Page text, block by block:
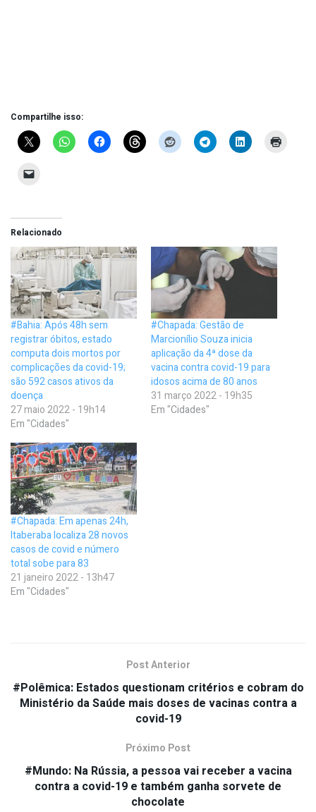
Compartilhe isso:
Relacionado
#Bahia: Após 48h sem
registrar óbitos, estado
computa dois mortos por
complicações da covid-19;
são 592 casos ativos da
doença
27 maio 2022 - 19h14
Em "Cidades"
#Chapada: Gestão de
Marcionílio Souza inicia
aplicação da 4ª dose da
vacina contra covid-19 para
idosos acima de 80 anos
31 março 2022 - 19h35
Em "Cidades"
#Chapada: Em apenas 24h,
Itaberaba localiza 28 novos
casos de covid e número
total sobe para 83
21 janeiro 2022 - 13h47
Em "Cidades"
Post Anterior
#Polêmica: Estados questionam critérios e cobram do
Ministério da Saúde mais doses de vacinas contra a
covid-19
Próximo Post
#Mundo: Na Rússia, a pessoa vai receber a vacina
contra a covid-19 e também ganha sorvete de
chocolate